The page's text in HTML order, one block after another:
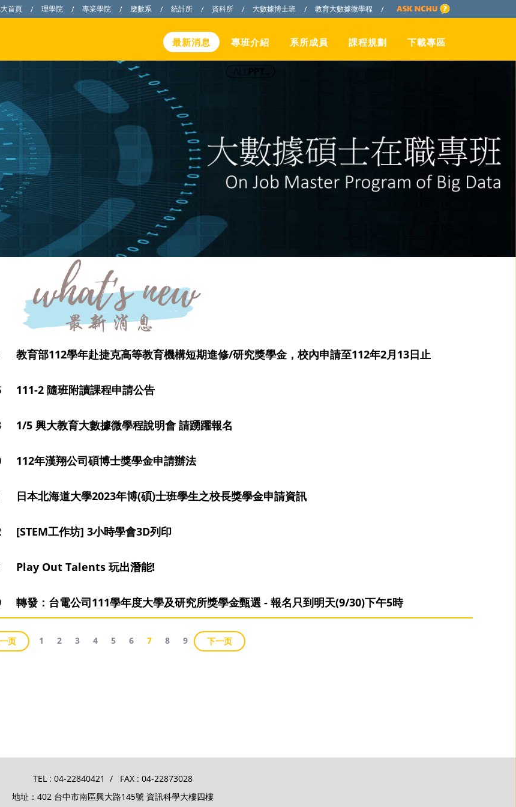
首頁 / 理學院 / 專業學院 / 應數系 / 統計所 / 資科所 / 大數據博士班 / 教育大數據微學程 /
最新消息 專班介紹 系所成員 課程規劃 下載專區
育部112學年赴捷克高等教育機構短期進修/研究獎學金，校內申請至112年2月13日止
111-2 隨班附讀課程申請公告
1/5 興大教育大數據微學程說明會 請踴躍報名
112年漢翔公司碩博士獎學金申請辦法
日本北海道大學2023年博(碩)士班學生之校長獎學金申請資訊
[STEM工作坊] 3小時學會3D列印
Play Out Talents 玩出潛能!
轉發：台電公司111學年度大學及研究所獎學金甄選 - 報名只到明天(9/30)下午5時
页 1 2 3 4 5 6 7 8 9 下一页
TEL : 04-22840421 / FAX : 04-22873028
地址：402 台中市南區興大路145號 資訊科學大樓四樓